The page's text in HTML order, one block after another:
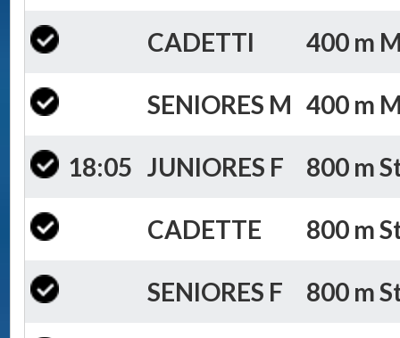
CADETTI 400 m
SENIORES M 400 m
18:05 JUNIORES F 800 m
CADETTE 800 m
SENIORES F 800 m